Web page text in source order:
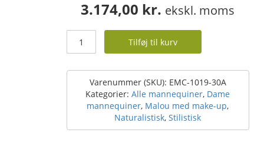
3.174,00 kr. ekskl. moms
mannequin
stilistisk
naturalistisk
hoved
med
Tilføj til kurv
Varenummer (SKU): EMC-1019-30A
Kategorier:Alle mannequiner, Dame
mannequiner, Malou med make-up,
Naturalistisk,Stilistisk